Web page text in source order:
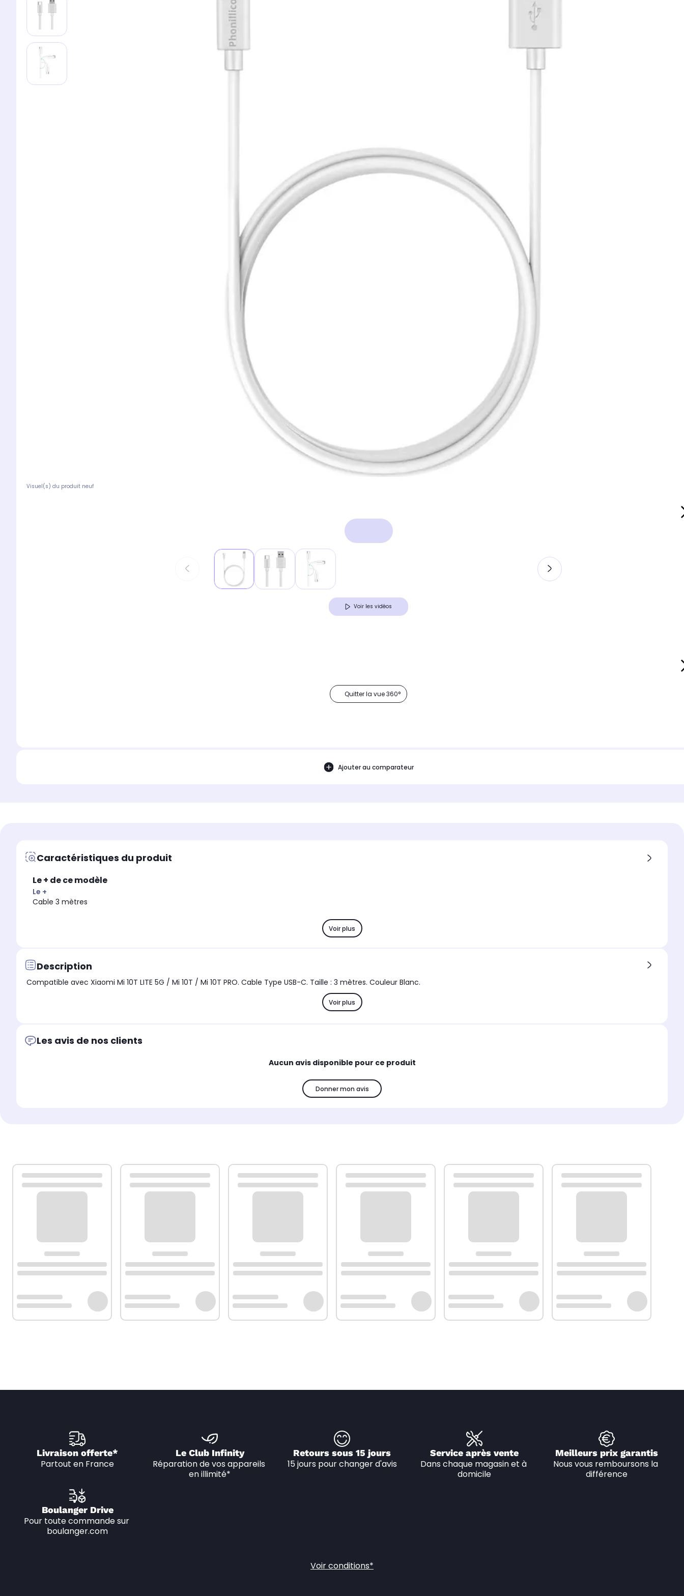
Visuel(s) du produit neuf
Voir les vidéos
Quitter la vue 360°
Ajouter au comparateur
Caractéristiques du produit
Le + de ce modèle
Le +
Cable 3 mètres
Voir plus
Description
Compatible avec Xiaomi Mi 10T LITE 5G / Mi 10T / Mi 10T PRO. Cable Type USB-C. Taille : 3 mètres. Couleur Blanc.
Voir plus
Les avis de nos clients
Aucun avis disponible pour ce produit
Donner mon avis
Livraison offerte*
Partout en France
Le Club Infinity
Réparation de vos appareils
en illimité*
Retours sous 15 jours
15 jours pour changer d'avis
Service après vente
Dans chaque magasin et à
domicile
Meilleurs prix garantis
Nous vous remboursons la
différence
Boulanger Drive
Pour toute commande sur
boulanger.com
Voir conditions*